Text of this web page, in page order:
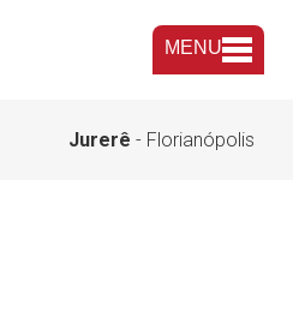
MENU
Jurerê - Florianópolis